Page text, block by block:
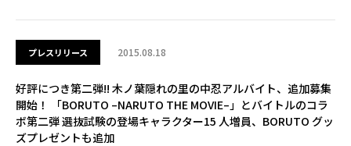
プレスリリース 2015.08.18
好評につき第二弾!! 木ノ葉隠れの里の中忍アルバイト、追加募集
開始！ 「BORUTO –NARUTO THE MOVIE–」とバイトルのコラ
ボ第二弾 選抜試験の登場キャラクター15 人増員、BORUTO グッ
ズプレゼントも追加